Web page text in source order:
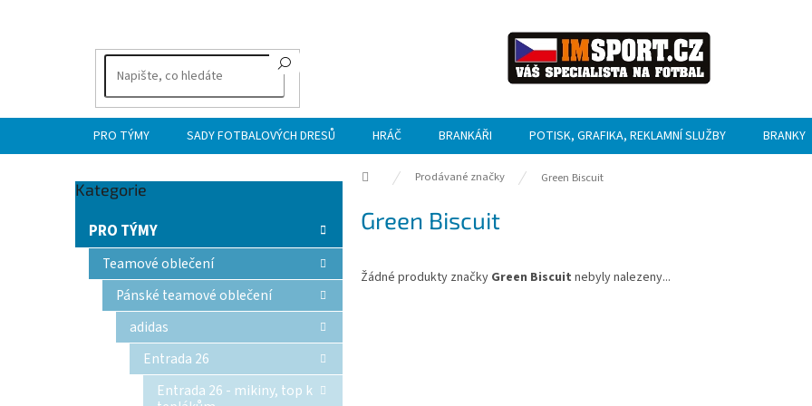
PRO TÝMY SADY FOTBALOVÝCH DRESŮ HRÁČ BRANKÁŘI POTISK, GRAFIKA, REKLAMNÍ SLUŽBY BRANKY
Domů Prodávané značky Green Biscuit
P
Přeskočit
Kategorie
PRO TÝMY
Teamové oblečení
Pánské teamové oblečení
adidas
Entrada 26
Entrada 26 - mikiny, top k
Green Biscuit
Žádné produkty značky Green Biscuit nebyly nalezeny...